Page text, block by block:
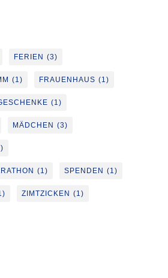
FERIEN (3)
(1) FRAUENHAUS (1)
(1)
MÄDCHEN (3)
(1) SPENDEN (1)
ZIMTZICKEN (1)